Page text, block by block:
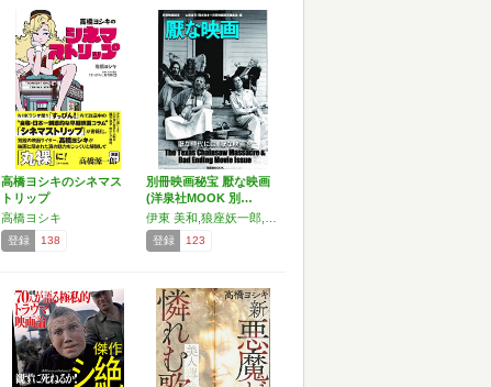
高橋ヨシキのシネマス
トリップ
高橋ヨシキ
登録 138
別冊映画秘宝 厭な映画
(洋泉社MOOK 別…
登録 123